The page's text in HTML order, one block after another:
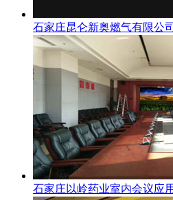
石家庄昆仑新奥燃气有限公
石家庄以岭药业室内会议应